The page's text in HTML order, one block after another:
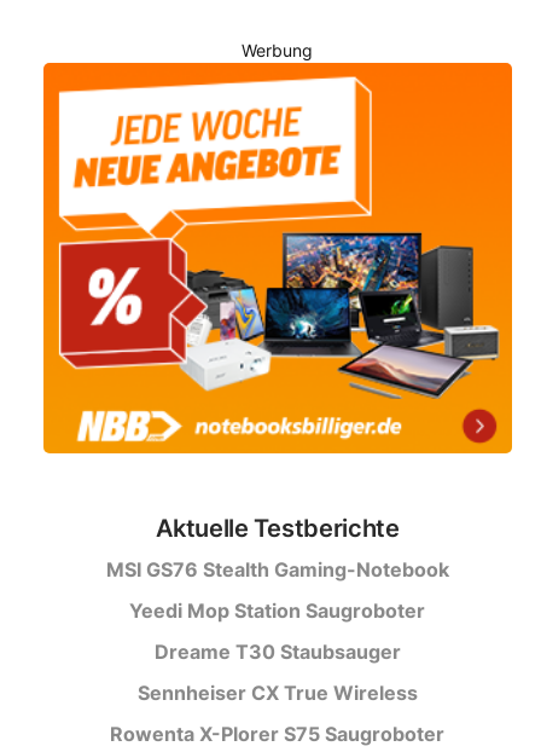
Werbung
Aktuelle Testberichte
MSI GS76 Stealth Gaming-Notebook
Yeedi Mop Station Saugroboter
Dreame T30 Staubsauger
Sennheiser CX True Wireless
Rowenta X-Plorer S75 Saugroboter